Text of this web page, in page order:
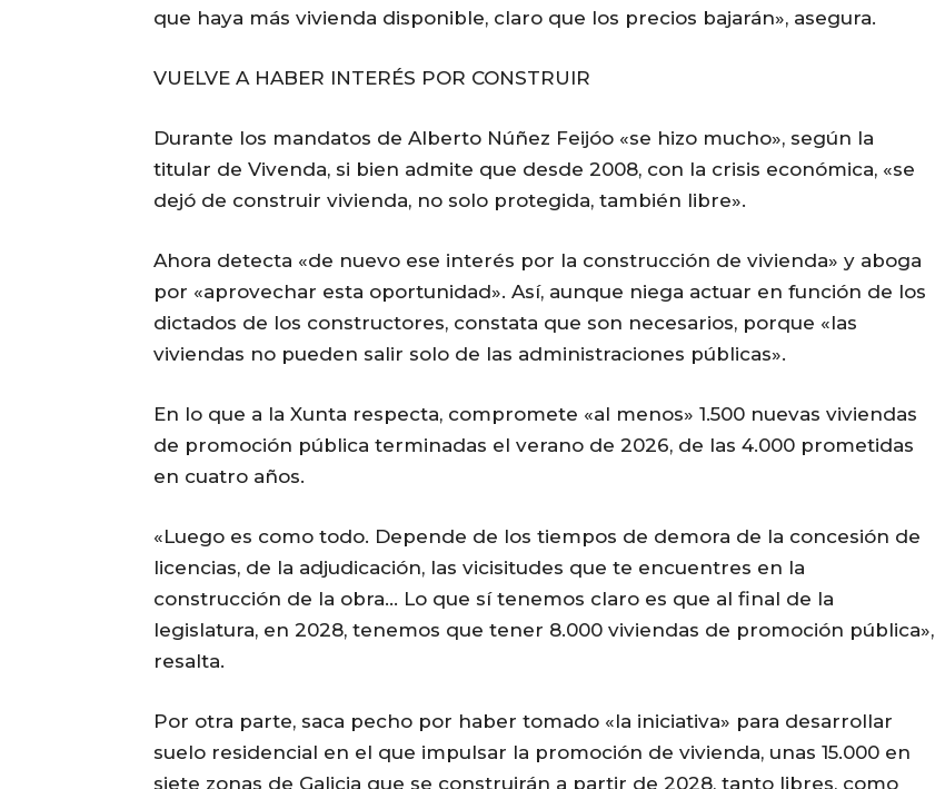
que haya más vivienda disponible, claro que los precios bajarán», asegura.
VUELVE A HABER INTERÉS POR CONSTRUIR
Durante los mandatos de Alberto Núñez Feijóo «se hizo mucho», según la
titular de Vivenda, si bien admite que desde 2008, con la crisis económica, «se
dejó de construir vivienda, no solo protegida, también libre».
Ahora detecta «de nuevo ese interés por la construcción de vivienda» y aboga
por «aprovechar esta oportunidad». Así, aunque niega actuar en función de los
dictados de los constructores, constata que son necesarios, porque «las
viviendas no pueden salir solo de las administraciones públicas».
En lo que a la Xunta respecta, compromete «al menos» 1.500 nuevas viviendas
de promoción pública terminadas el verano de 2026, de las 4.000 prometidas
en cuatro años.
«Luego es como todo. Depende de los tiempos de demora de la concesión de
licencias, de la adjudicación, las vicisitudes que te encuentres en la
construcción de la obra… Lo que sí tenemos claro es que al final de la
legislatura, en 2028, tenemos que tener 8.000 viviendas de promoción pública»,
resalta.
Por otra parte, saca pecho por haber tomado «la iniciativa» para desarrollar
suelo residencial en el que impulsar la promoción de vivienda, unas 15.000 en
siete zonas de Galicia que se construirán a partir de 2028, tanto libres, como